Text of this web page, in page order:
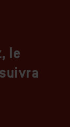
le